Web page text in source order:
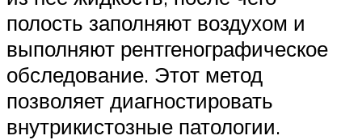
полость заполняют воздухом и
выполняют рентгенографическое
обследование. Этот метод
позволяет диагностировать
внутрикистозные патологии.